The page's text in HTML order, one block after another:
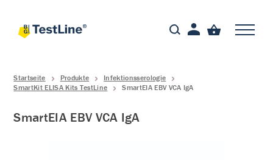
Startseite Produkte
Infektionsserologie
SmartKit ELISA Kits TestLine
SmartEIA EBV VCA IgA
SmartEIA EBV VCA IgA